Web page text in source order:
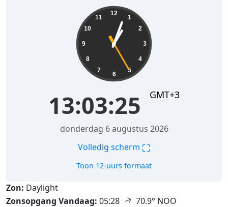
12
1
2
3
4
5
6
7
8
9
10
11
13:03:26 GMT+3
donderdag 6 augustus 2026
Volledig scherm ⛶
Toon 12-uurs formaat
Zon: Daylight
Zonsopgang Vandaag: 05:28 ↑ 70.9° NOO